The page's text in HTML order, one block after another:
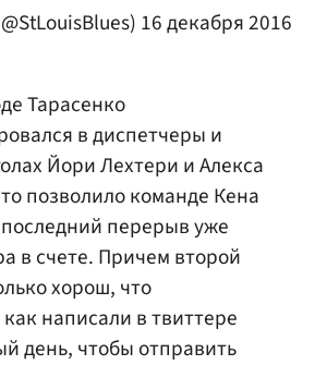
16 декабря 2016
Тарасенко
в диспетчеры и
Йори Лехтери и Алекса
позволило команде Кена
перерыв уже
в счете. Причем второй
хорош, что
написали в твиттере
день, чтобы отправить